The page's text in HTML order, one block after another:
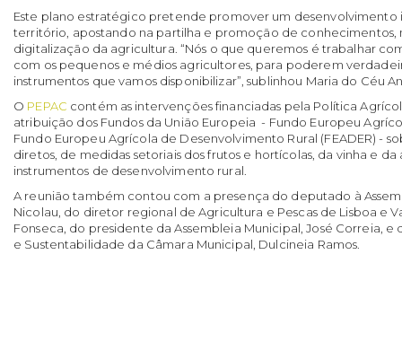
Este plano estratégico pretende promover um
território, apostando na partilha e promoção de conhecimentos,
digitalização da agricultura. “Nós o que queremos é trabalhar
com os pequenos e médios agricultores, para poderem
instrumentos que vamos disponibilizar”, sublinhou Maria do Céu
O PEPAC contém as intervenções financiadas pela Política
atribuição dos Fundos da União Europeia - Fundo Europeu
Fundo Europeu Agrícola de Desenvolvimento Rural (FEADER) -
diretos, de medidas setoriais dos frutos e hortícolas, da vinha e
instrumentos de desenvolvimento rural.
A reunião também contou com a presença do deputado à
Nicolau, do diretor regional de Agricultura e Pescas de Lisboa e
Fonseca, do presidente da Assembleia Municipal, José Correia,
e Sustentabilidade da Câmara Municipal, Dulcineia Ramos.